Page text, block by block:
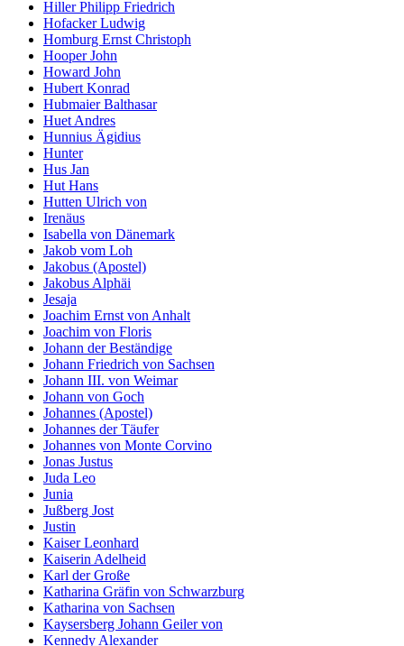
Hiller Philipp Friedrich
Hofacker Ludwig
Homburg Ernst Christoph
Hooper John
Howard John
Hubert Konrad
Hubmaier Balthasar
Huet Andres
Hunnius Ägidius
Hunter
Hus Jan
Hut Hans
Hutten Ulrich von
Irenäus
Isabella von Dänemark
Jakob vom Loh
Jakobus (Apostel)
Jakobus Alphäi
Jesaja
Joachim Ernst von Anhalt
Joachim von Floris
Johann der Beständige
Johann Friedrich von Sachsen
Johann III. von Weimar
Johann von Goch
Johannes (Apostel)
Johannes der Täufer
Johannes von Monte Corvino
Jonas Justus
Juda Leo
Junia
Jußberg Jost
Justin
Kaiser Leonhard
Kaiserin Adelheid
Karl der Große
Katharina Gräfin von Schwarzburg
Katharina von Sachsen
Kaysersberg Johann Geiler von
Kennedy Alexander